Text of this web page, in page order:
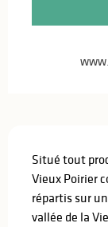
Situé tout
Vieux Poirier
répartis sur
vallée de la